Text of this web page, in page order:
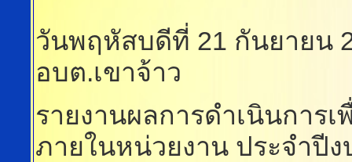
วันพฤหัสบดีที่ 21 กันยายน
อบต.เขาจ้าว
รายงานผลการดำเนินการ
ภายในหน่วยงาน ประจำปี